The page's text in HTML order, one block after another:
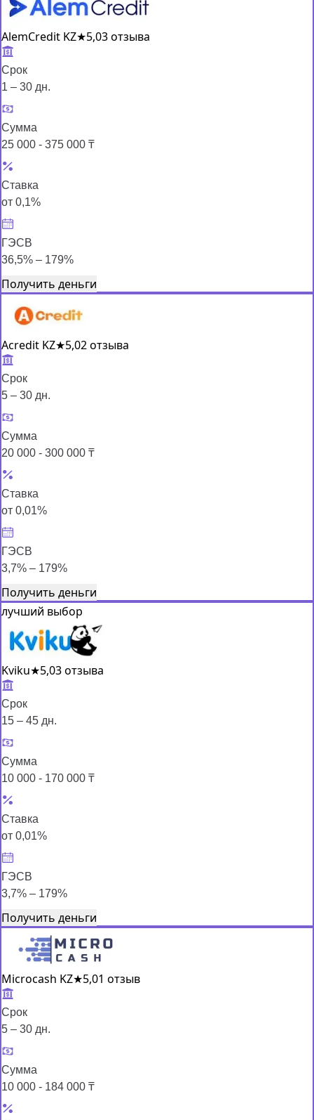
AlemCredit KZ★5,03 отзыва
Срок
1 – 30 дн.
Сумма
25 000 - 375 000 ₸
Ставка
от 0,1%
ГЭСВ
36,5% – 179%
Получить деньги
Acredit KZ★5,02 отзыва
Срок
5 – 30 дн.
Сумма
20 000 - 300 000 ₸
Ставка
от 0,01%
ГЭСВ
3,7% – 179%
Получить деньги
лучший выбор
Kviku★5,03 отзыва
Срок
15 – 45 дн.
Сумма
10 000 - 170 000 ₸
Ставка
от 0,01%
ГЭСВ
3,7% – 179%
Получить деньги
Microcash KZ★5,01 отзыв
Срок
5 – 30 дн.
Сумма
10 000 - 184 000 ₸